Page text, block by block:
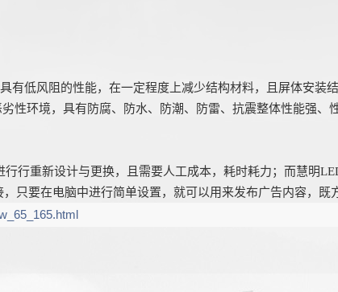
有低风阻的性能，在一定程度上减少结构材料，且屏体安装
性环境，具有防腐、防水、防潮、防雷、抗震整体性能强、
行重新设计与更换，且需要人工成本，耗时耗力； 而慧明
只要在电脑中进行简单设置，就可以用来发布广告内容，既